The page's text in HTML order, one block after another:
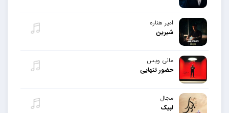
امیر هناره
شیرین
مانی ویس
حضور تنهایی
مجال
لبیک